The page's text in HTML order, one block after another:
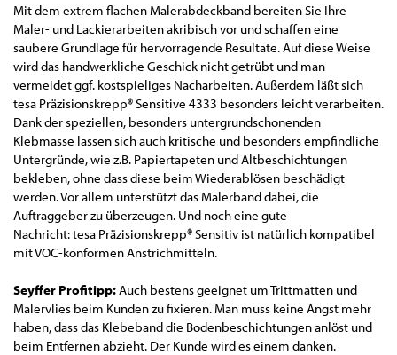
Mit dem extrem flachen Malerabdeckband bereiten Sie Ihre
Maler- und Lackierarbeiten akribisch vor und schaffen eine
saubere Grundlage für hervorragende Resultate. Auf diese Weise
wird das handwerkliche Geschick nicht getrübt und man
vermeidet ggf. kostspieliges Nacharbeiten. Außerdem läßt sich
tesa Präzisionskrepp®Sensitive 4333 besonders leicht verarbeiten.
Dank der speziellen, besonders untergrundschonenden
Klebmasse lassen sich auch kritische und besonders empfindliche
Untergründe, wie z.B. Papiertapeten und Altbeschichtungen
bekleben, ohne dass diese beim Wiederablösen beschädigt
werden. Vor allem unterstützt das Malerband dabei, die
Auftraggeber zu überzeugen. Und noch eine gute
Nachricht: tesa Präzisionskrepp® Sensitiv ist natürlich kompatibel
mit VOC-konformen Anstrichmitteln.
Seyffer Profitipp:Auch bestens geeignet um Trittmatten und
Malervlies beim Kunden zu fixieren. Man muss keine Angst mehr
haben, dass das Klebeband die Bodenbeschichtungen anlöst und
beim Entfernen abzieht. Der Kunde wird es einem danken.